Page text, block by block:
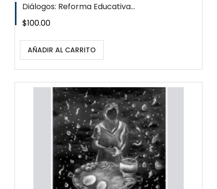
Diálogos: Reforma Educativa...
Precio
$100.00
AÑADIR AL CARRITO